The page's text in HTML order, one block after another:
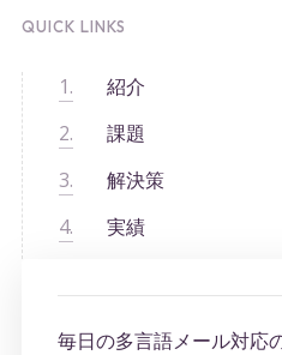
QUICK LINKS
紹介
課題
解決策
実績
毎日の多言語メール対応